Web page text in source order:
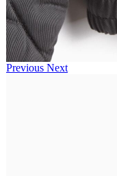
Previous Next